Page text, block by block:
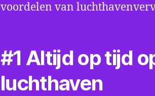
voordelen van
#1 Altijd op tijd
luchthaven